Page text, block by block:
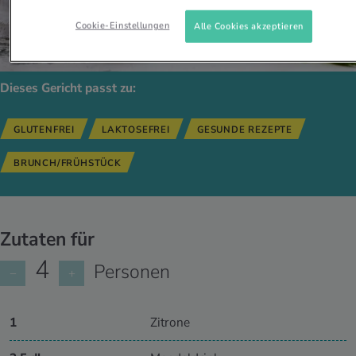
Dieses Gericht passt zu:
GLUTENFREI LAKTOSEFREI GESUNDE REZEPTE
BRUNCH/FRÜHSTÜCK
Zutaten für
− 4 + Personen
1 Zitrone
Cookie-Einstellungen Alle Cookies akzeptieren